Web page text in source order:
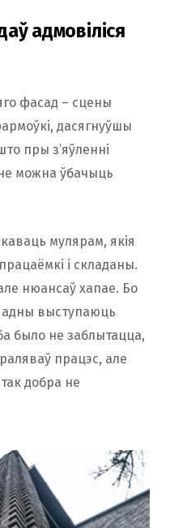
адмовіліся
фасад – сцены
дасягнуўшы
пры з’яўленні
можна ўбачыць
мулярам, ​​якія
і складаны.
нюансаў хапае. Бо
выступаюць
было не заблытацца,
працэс, але
добра не